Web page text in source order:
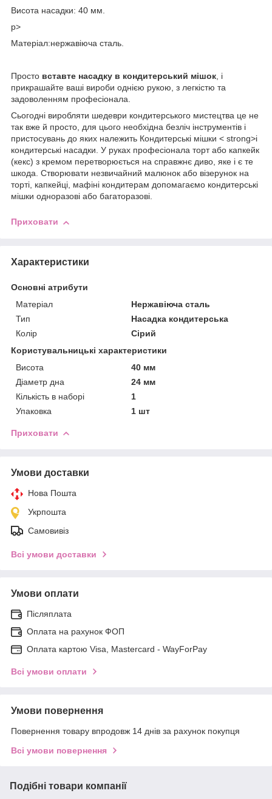
Висота насадки: 40 мм.
p>
Матеріал:нержавіюча сталь.
Просто вставте насадку в кондитерський мішок, і
прикрашайте ваші вироби однією рукою, з легкістю та
задоволенням професіонала.
Сьогодні виробляти шедеври кондитерського мистецтва це не
так вже й просто, для цього необхідна безліч інструментів і
пристосувань до яких належить Кондитерські мішки < strong>і
кондитерські насадки. У руках професіонала торт або капкейк
(кекс) з кремом перетворюється на справжнє диво, яке і є те
шкода. Створювати незвичайний малюнок або візерунок на
торті, капкейці, мафіні кондитерам допомагаємо кондитерські
мішки одноразові або багаторазові.
Приховати
Характеристики
Основні атрибути
Матеріал
Нержавіюча сталь
Тип
Насадка кондитерська
Колір
Сірий
Користувальницькі характеристики
Висота
40 мм
Діаметр дна
24 мм
Кількість в наборі
1
Упаковка
1 шт
Приховати
Умови доставки
Нова Пошта
Укрпошта
Самовивіз
Всі умови доставки
Умови оплати
Післяплата
Оплата на рахунок ФОП
Оплата картою Visa, Mastercard - WayForPay
Всі умови оплати
Умови повернення
Повернення товару впродовж 14 днів за рахунок покупця
Всі умови повернення
Подібні товари компанії